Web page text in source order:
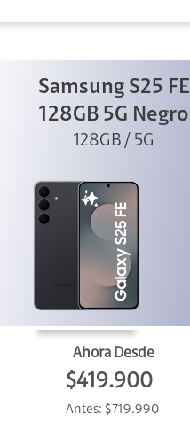
Samsung S25 FE
128GB 5G Negro
128GB / 5G
Ahora Desde
$419.900
Antes: $719.990